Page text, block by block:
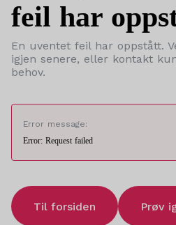
feil har
En uventet feil har oppstått.
igjen senere, eller kontakt
behov.
Error message:
Error: Request failed
Til forsiden Prøv